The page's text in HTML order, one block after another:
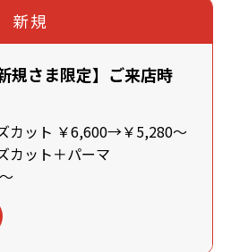
新規
規さま限定】ご来店時
カット ￥6,600→￥5,280～
カット＋パーマ